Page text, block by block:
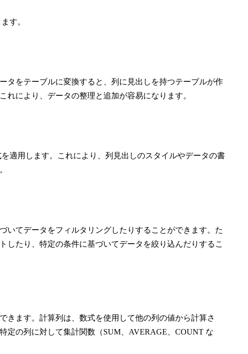
す。
タをテーブルに変換すると、列に見出しを持つテーブルが作
により、データの整理と追加が容易になります。
適用します。これにより、列見出しのスタイルやデータの書
いてデータをフィルタリングしたりすることができます。た
したり、特定の条件に基づいてデータを絞り込んだりするこ
きます。計算列は、数式を使用して他の列の値から計算さ
定の列に対して集計関数（SUM、AVERAGE、COUNT な